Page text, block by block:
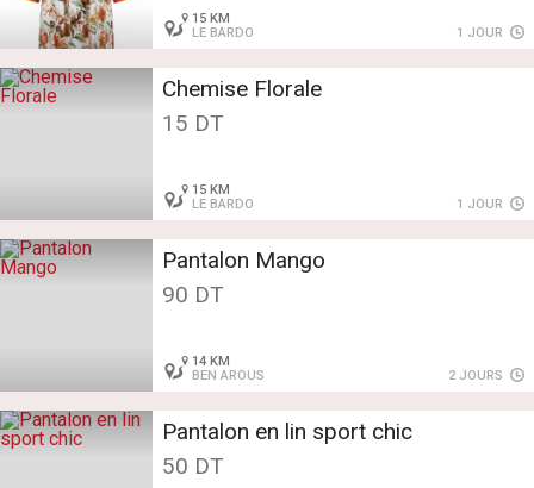
15 KM
LE BARDO
1 JOUR
Chemise Florale
15 DT
15 KM
LE BARDO
1 JOUR
Pantalon Mango
90 DT
14 KM
BEN AROUS
2 JOURS
Pantalon en lin sport chic
50 DT